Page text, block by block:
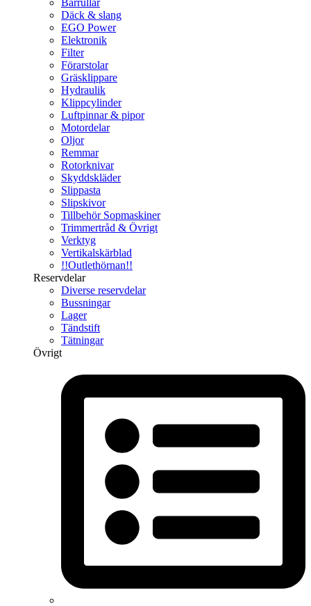
Bärrullar
Däck & slang
EGO Power
Elektronik
Filter
Förarstolar
Gräsklippare
Hydraulik
Klippcylinder
Luftpinnar & pipor
Motordelar
Oljor
Remmar
Rotorknivar
Skyddskläder
Slippasta
Slipskivor
Tillbehör Sopmaskiner
Trimmertråd & Övrigt
Verktyg
Vertikalskärblad
!!Outlethörnan!!
Reservdelar
Diverse reservdelar
Bussningar
Lager
Tändstift
Tätningar
Övrigt